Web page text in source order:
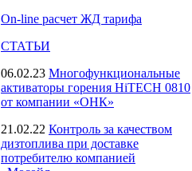
On-line расчет ЖД тарифа
СТАТЬИ
06.02.23 Многофункциональные
активаторы горения HiTECH 0810
от компании «ОНК»
21.02.22 Контроль за качеством
дизтоплива при доставке
потребителю компанией